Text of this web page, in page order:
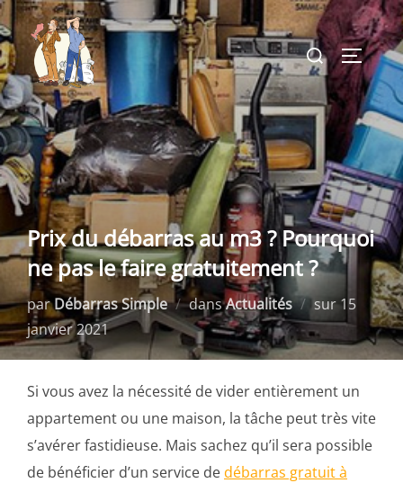
Aller
au
contenu
Rechercher :
Prix du débarras au m3 ? Pourquoi
ne pas le faire gratuitement ?
parDébarras Simple dansActualités sur Publié
le
15
janvier 2021
Si vous avez la nécessité de vider entièrement un
appartement ou une maison, la tâche peut très vite
s’avérer fastidieuse. Mais sachez qu’il sera possible
de bénéficier d’un service dedébarras gratuit à